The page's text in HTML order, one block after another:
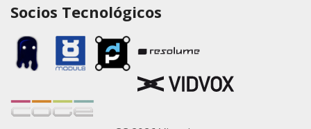
Socios Tecnológicos